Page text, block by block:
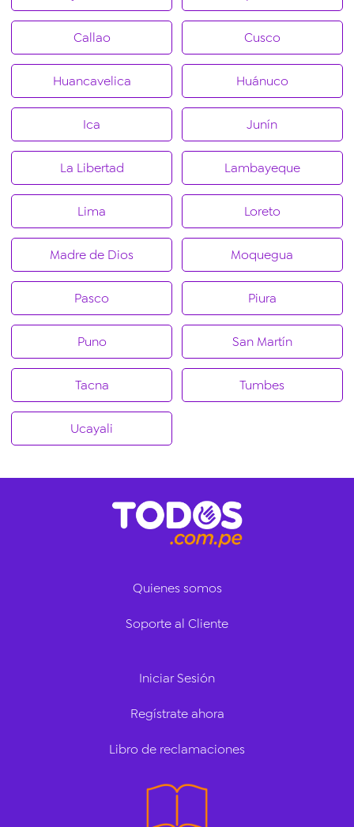
Callao Cusco
Huancavelica Huánuco
Ica Junín
La Libertad Lambayeque
Lima Loreto
Madre de Dios Moquegua
Pasco Piura
Puno San Martín
Tacna Tumbes
Ucayali
Quienes somos
Soporte al Cliente
Iniciar Sesión
Regístrate ahora
Libro de reclamaciones